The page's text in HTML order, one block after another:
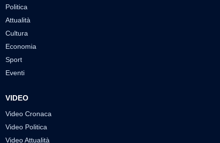
Politica
Attualità
Cultura
Economia
Sport
Eventi
VIDEO
Video Cronaca
Video Politica
Video Attualità